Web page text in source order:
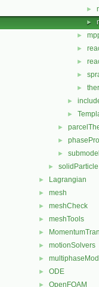
►
►
►
►
►
►
►
►
►
►
►
►
► solidParticle
► Lagrangian
► mesh
► meshCheck
► meshTools
►
► motionSolvers
►
► ODE
► OpenFOAM